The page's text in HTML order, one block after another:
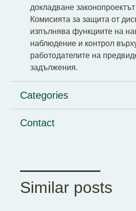
докладване
Комисията за защита от
изпълнява функциите на
наблюдение и контрол
работодателите на
задължения.
Categories
Contact
Similar posts